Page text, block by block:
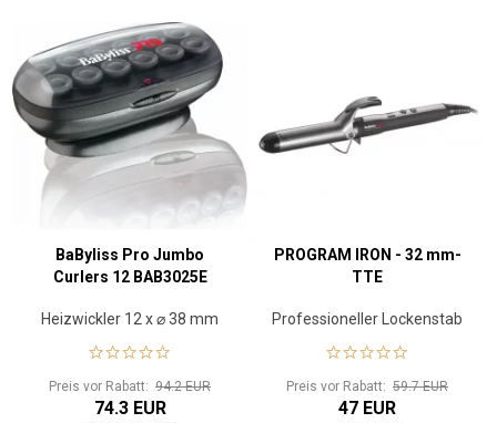
BaByliss Pro Jumbo
Curlers 12 BAB3025E
Heizwickler 12 x ⌀ 38 mm
Preis vor Rabatt: 94.2 EUR
74.3 EUR
PROGRAM IRON - 32 mm-
TTE
Professioneller Lockenstab
Preis vor Rabatt: 59.7 EUR
47 EUR